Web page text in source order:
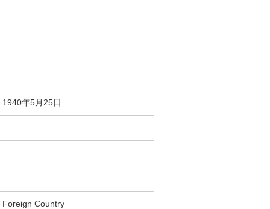
1940年5月25日
Foreign Country